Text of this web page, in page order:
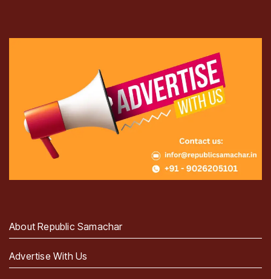
About Republic Samachar
Advertise With Us